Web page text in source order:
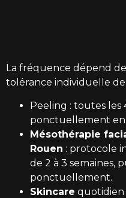
La fréquence dépend
tolérance individuelle
Peeling : toutes les
ponctuellement
Mésothérapie
Rouen : protocole
de 2 à 3 semaines,
ponctuellement.
Skincare quotidien